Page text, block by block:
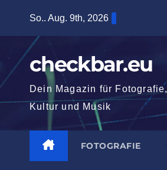
springen
So.. Aug. 9th, 2026
checkbar.eu
Dein Magazin für Fotografie,
Kultur und Musik
FOTOGRAFIE